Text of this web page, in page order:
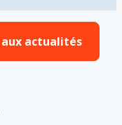
actualités